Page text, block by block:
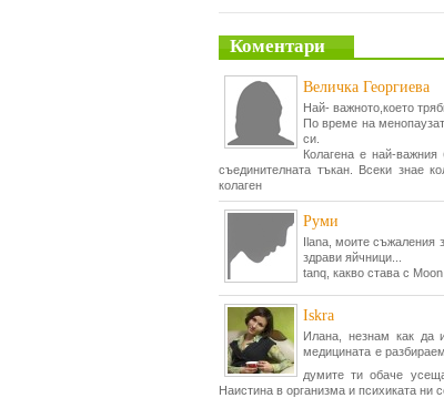
Коментари
Величка Георгиева
Най- важното,което
По време на
си.
Колагена е най-
съединителната тъкан. Всеки знае
колаген
Руми
Ilana, моите съжаления
здрави яйчници...
tanq, какво става с
Iskra
Илана, незнам как да
медицината е
думите ти обаче
Наистина в организма и психиката ни